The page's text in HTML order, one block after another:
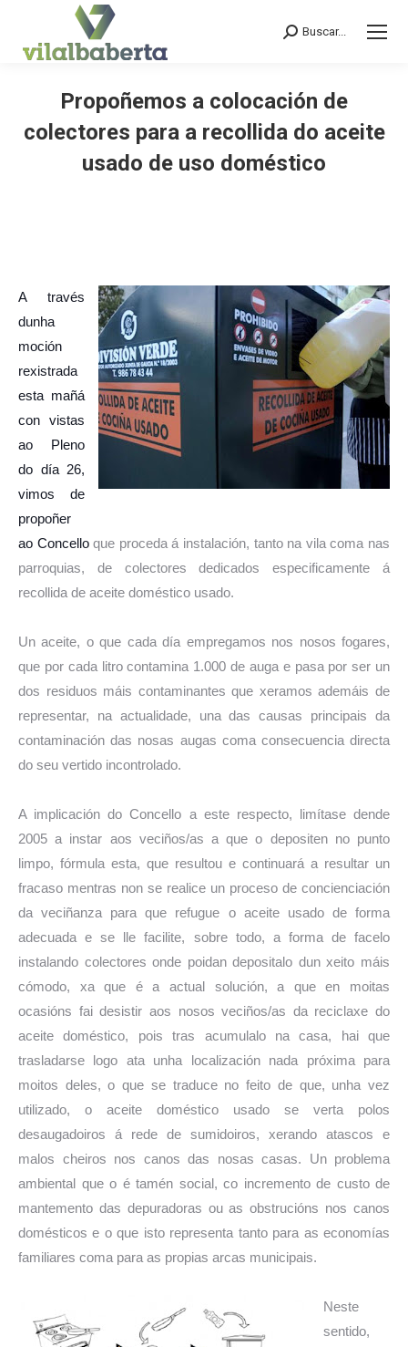
Search:
Buscar...
Propoñemos a colocación de
colectores para a recollida do aceite
usado de uso doméstico
A través
dunha
moción
rexistrada
esta mañá
con vistas
ao Pleno
do día 26,
vimos de
propoñer
ao Concelloque proceda á instalación, tanto na vila coma nas
parroquias, de colectores dedicados especificamente á
recollida de aceite doméstico usado.
Un aceite, o que cada día empregamos nos nosos fogares,
que por cada litro contamina 1.000 de auga e pasa por ser un
dos residuos máis contaminantes que xeramos ademáis de
representar, na actualidade, una das causas principais da
contaminación das nosas augas coma consecuencia directa
do seu vertido incontrolado.
A implicación do Concello a este respecto, limítase dende
2005 a instar aos veciños/as a que o depositen no punto
limpo, fórmula esta, que resultou e continuará a resultar un
fracaso mentras non se realice un proceso de concienciación
da veciñanza para que refugue o aceite usado de forma
adecuada e se lle facilite, sobre todo, a forma de facelo
instalando colectores onde poidan depositalo dun xeito máis
cómodo, xa que é a actual solución, a que en moitas
ocasións fai desistir aos nosos veciños/as da reciclaxe do
aceite doméstico, pois tras acumulalo na casa, hai que
trasladarse logo ata unha localización nada próxima para
moitos deles, o que se traduce no feito de que, unha vez
utilizado, o aceite doméstico usado se verta polos
desaugadoiros á rede de sumidoiros, xerando atascos e
malos cheiros nos canos das nosas casas. Un problema
ambiental que o é tamén social, co incremento de custo de
mantemento das depuradoras ou as obstrucións nos canos
domésticos e o que isto representa tanto para as economías
familiares coma para as propias arcas municipais.
Neste
sentido,